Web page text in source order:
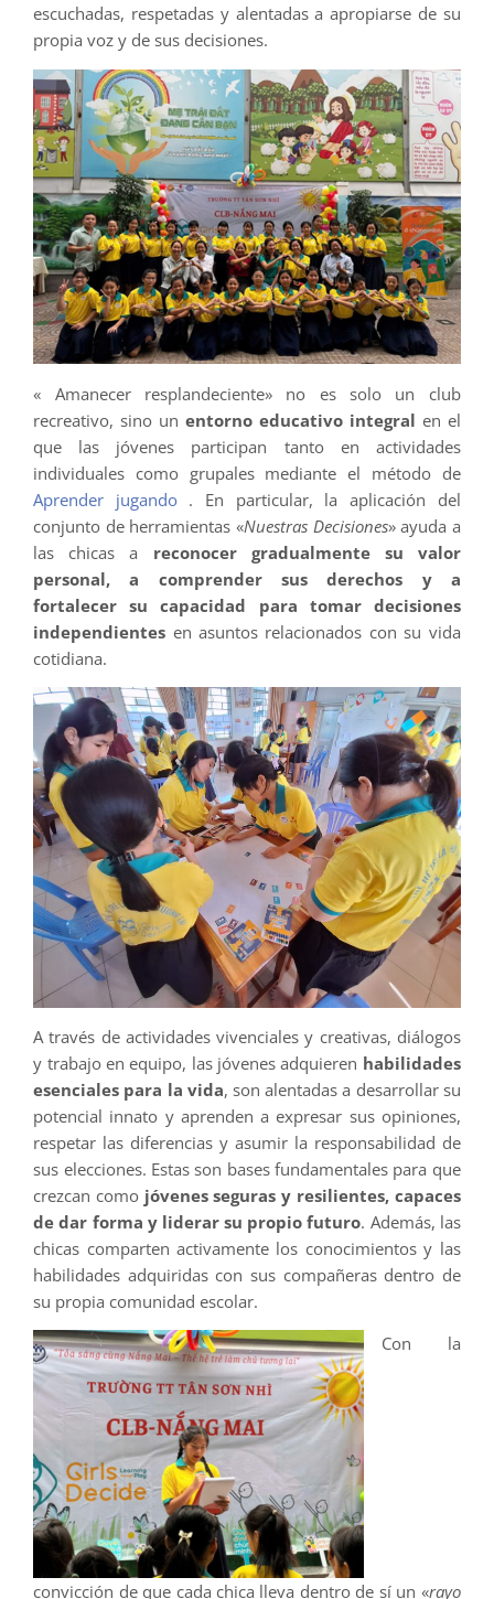
escuchadas, respetadas y alentadas a apropiarse de su
propia voz y de sus decisiones.
« Amanecer resplandeciente» no es solo un club
recreativo, sino unentorno educativo integral en el
que las jóvenes participan tanto en actividades
individuales como grupales mediante el método de
Aprender jugando. En particular, la aplicación del
conjunto de herramientas «Nuestras Decisiones» ayuda a
las chicas a reconocer gradualmente su valor
personal, a comprender sus derechos y a
fortalecer su capacidad para tomar decisiones
independientes en asuntos relacionados con su vida
cotidiana.
A través de actividades vivenciales y creativas, diálogos
y trabajo en equipo, las jóvenes adquieren habilidades
esenciales para la vida, son alentadas a desarrollar su
potencial innato y aprenden a expresar sus opiniones,
respetar las diferencias y asumir la responsabilidad de
sus elecciones. Estas son bases fundamentales para que
crezcan como jóvenes seguras y resilientes, capaces
de dar forma y liderar su propio futuro. Además, las
chicas comparten activamente los conocimientos y las
habilidades adquiridas con sus compañeras dentro de
su propia comunidad escolar.
Con la
convicción de que cada chica lleva dentro de sí un «rayo